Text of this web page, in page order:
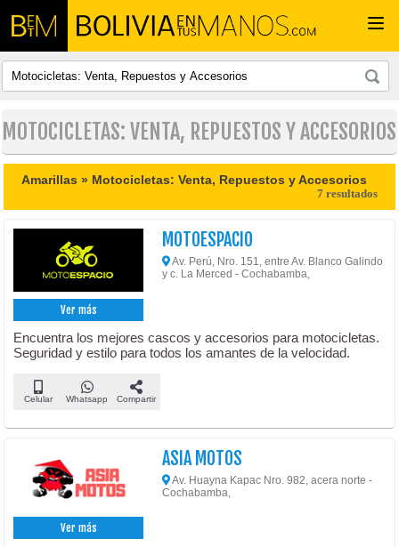
MOTOCICLETAS: VENTA, REPUESTOS Y ACCESORIOS
Amarillas » Motocicletas: Venta, Repuestos y Accesorios
7 resultados
Ver más
MOTOESPACIO
Av. Perú, Nro. 151, entre Av. Blanco Galindo
y c. La Merced - Cochabamba,
Encuentra los mejores cascos y accesorios para motocicletas.
Seguridad y estilo para todos los amantes de la velocidad.
Celular Whatsapp Compartir
Ver más
ASIA MOTOS
Av. Huayna Kapac Nro. 982, acera norte -
Cochabamba,